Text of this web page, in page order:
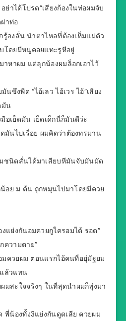
ย่าได้โปรด”เสียงก้องในท่อผมจับ
าท่อ
รู้องลั่น นำตาไหลที่ต้องเห็มแม่ตัว
โดยมีหนูคอยแทะรูหีอยู่
าหาผม แต่ลุกน้องผมล็อกเอาไว้
ขึงพืด “ไอ้เลว ไอ้เวร ไอ้”เสียง
มัน
อเย็ดมัน เย็ดเด็กนี่ก็มันดีว่ะ
มันไปเรื่อย ผมคิดว่าต้องทรมาน
ชนิดสั่นได้มาเสียบหีมันจับมันมัด
อย ม ต้น ถูกหมุนไปมาโดยมีควย
แย่งกันอมควยกูใครอมได้ รอด”
ความตาย”
มควยผม ตอนแรกไอ้คนที่อยุ่มัฐยม
ล้วแทน
มสะใจจริงๆ ในที่สุดนำผมก็พุ่งมา
พี่น้องทั้ง3แย่งกันดูดเลีย ควยผม